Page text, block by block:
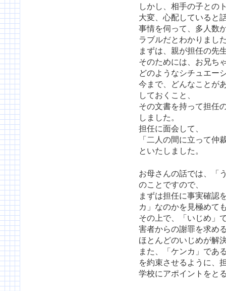
しかし、相手の子との
大変、心配していると
事情を伺って、多人数
ラブルだとわかりまし
まずは、親が担任の先
そのためには、お兄ち
どのようなシチュエー
今まで、どんなことが
しておくこと、
その文書を持って担任
しました。
担任に面会して、
「二人の間に立って仲
といたしました。
お母さんの話では、「
のことですので、
まずは担任に事実確認
カ」なのかを見極めて
その上で、「いじめ」
害者からの謝罪を求め
ほとんどのいじめが解
また、「ケンカ」であ
を約束させるように、
学校にアポイントをと